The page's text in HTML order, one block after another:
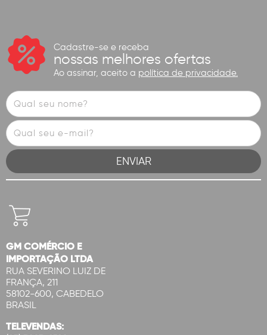
Cadastre-se e receba
nossas melhores ofertas
Ao assinar, aceito a política de privacidade.
GM COMÉRCIO E
IMPORTAÇÃO LTDA
RUA SEVERINO LUIZ DE
FRANÇA, 211
58102-600, CABEDELO
BRASIL
TELEVENDAS: